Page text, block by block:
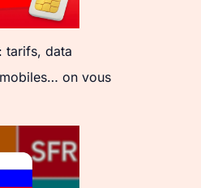
tarifs, data
on vous